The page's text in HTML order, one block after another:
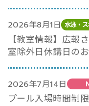
2026年8月1日 水泳・
【教室情報】広報
室除外日休講日の
2026年7月14日
プール入場時間制